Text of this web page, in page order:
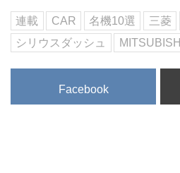
連載 CAR 名機10選 三菱
シリウスダッシュ
MITSUBISHI
Facebook